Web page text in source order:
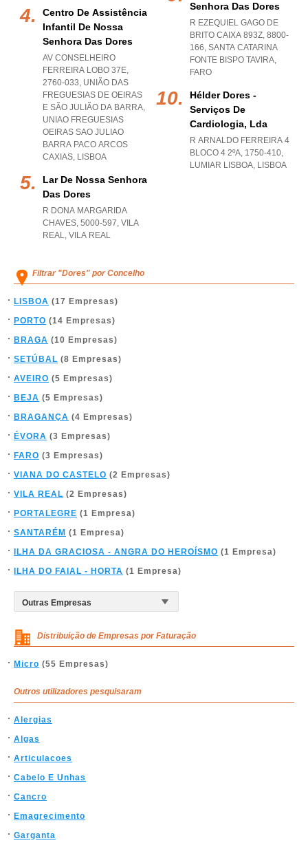
Centro De Assistência
Infantil De Nossa
Senhora Das Dores
AV CONSELHEIRO
FERREIRA LOBO 37E,
2760-033, UNIÃO DAS
FREGUESIAS DE OEIRAS
E SÃO JULIÃO DA BARRA,
UNIAO FREGUESIAS
OEIRAS SAO JULIAO
BARRA PACO ARCOS
CAXIAS, LISBOA
Lar De Nossa Senhora
Das Dores
R DONA MARGARIDA
CHAVES, 5000-597, VILA
REAL, VILA REAL
Senhora Das Dores
R EZEQUIEL GAGO DE
BRITO CAIXA 893Z, 8800-
166, SANTA CATARINA
FONTE BISPO TAVIRA,
FARO
Hélder Dores -
Serviços De
Cardiologia, Lda
R ARNALDO FERREIRA 4
BLOCO 4 2ºA, 1750-410,
LUMIAR LISBOA, LISBOA
Filtrar "Dores" por Concelho
LISBOA (17 Empresas)
PORTO (14 Empresas)
BRAGA (10 Empresas)
SETÚBAL (8 Empresas)
AVEIRO (5 Empresas)
BEJA (5 Empresas)
BRAGANÇA (4 Empresas)
ÉVORA (3 Empresas)
FARO (3 Empresas)
VIANA DO CASTELO (2 Empresas)
VILA REAL (2 Empresas)
PORTALEGRE (1 Empresa)
SANTARÉM (1 Empresa)
ILHA DA GRACIOSA - ANGRA DO HEROÍSMO (1 Empresa)
ILHA DO FAIAL - HORTA (1 Empresa)
Distribuição de Empresas por Faturação
Micro (55 Empresas)
Outros utilizadores pesquisaram
Alergias
Algas
Articulacoes
Cabelo E Unhas
Cancro
Emagrecimento
Garganta